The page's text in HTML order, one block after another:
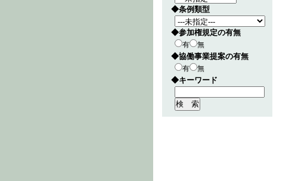
◆条例類型
◆参加権規定の有無
有 無
◆協働事業提案の有無
有 無
◆キーワード